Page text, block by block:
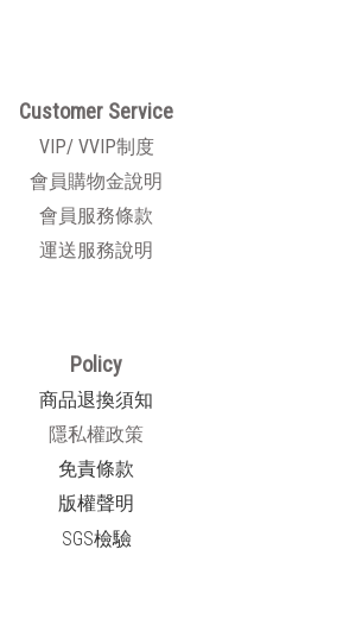
Customer Service
VIP/ VVIP制度
會員購物金說明
會員服務條款
運送服務說明
Policy
商品退換須知
隱私權政策
免責條款
版權聲明
SGS檢驗